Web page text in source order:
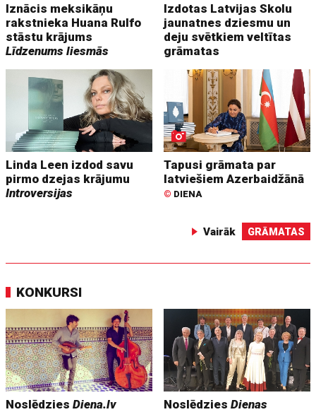
Iznācis meksikāņu
rakstnieka Huana Rulfo
stāstu krājums
Līdzenums liesmās
Izdotas Latvijas Skolu
jaunatnes dziesmu un
deju svētkiem veltītas
grāmatas
Linda Leen izdod savu
pirmo dzejas krājumu
Introversijas
Tapusi grāmata par
latviešiem Azerbaidžānā
© DIENA
Vairāk GRĀMATAS
KONKURSI
NoslēdziesDiena.lv
NoslēdziesDienas